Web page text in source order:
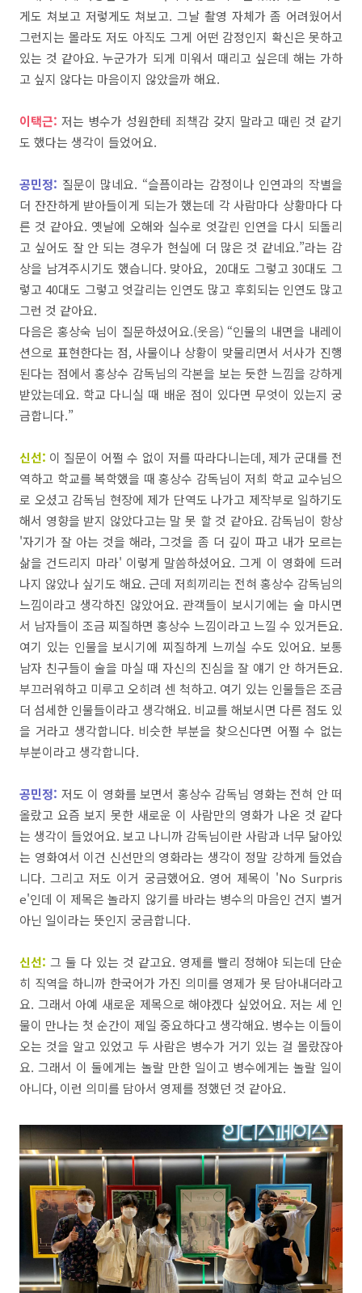
게도 쳐보고 저렇게도 쳐보고. 그날 촬영 자체가 좀 어려웠어서
그런지는 몰라도 저도 아직도 그게 어떤 감정인지 확신은 못하고
있는 것 같아요.누군가가 되게 미워서 때리고 싶은데 해는 가하
고 싶지 않다는 마음이지 않았을까해요.
이택근: 저는 병수가 성원한테 죄책감 갖지 말라고 때린 것 같기
도 했다는 생각이 들었어요.
공민정: 질문이 많네요. “슬픔이라는 감정이나 인연과의 작별을
더 잔잔하게 받아들이게 되는가 했는데 각 사람마다 상황마다 다
른 것 같아요. 옛날에 오해와 실수로 엇갈린 인연을 다시 되돌리
고 싶어도 잘 안 되는 경우가 현실에 더 많은 것 같네요.”라는 감
상을 남겨주시기도 했습니다. 맞아요, 20대도 그렇고30대도 그
렇고40대도 그렇고 엇갈리는 인연도 많고 후회되는 인연도 많고
그런 것 같아요.
다음은 홍상숙 님이 질문하셨어요.(웃음) “인물의 내면을 내레이
션으로 표현한다는 점, 사물이나 상황이 맞물리면서 서사가 진행
된다는 점에서 홍상수 감독님의 각본을 보는 듯한 느낌을 강하게
받았는데요. 학교 다니실 때 배운 점이 있다면 무엇이 있는지 궁
금합니다.”
신선: 이 질문이 어쩔 수 없이 저를 따라다니는데, 제가군대를 전
역하고 학교를 복학했을 때 홍상수 감독님이 저희 학교 교수님으
로 오셨고 감독님 현장에 제가 단역도 나가고 제작부로 일하기도
해서 영향을 받지 않았다고는 말 못 할 것 같아요. 감독님이 항상
'자기가 잘 아는 것을 해라,그것을 좀 더 깊이 파고 내가 모르는
삶을 건드리지 마라' 이렇게 말씀하셨어요.그게 이 영화에 드러
나지 않았나 싶기도 해요. 근데 저희끼리는 전혀 홍상수 감독님의
느낌이라고 생각하진 않았어요. 관객들이 보시기에는 술 마시면
서 남자들이 조금 찌질하면 홍상수 느낌이라고 느낄 수 있거든요.
여기 있는 인물을 보시기에 찌질하게 느끼실 수도 있어요. 보통
남자 친구들이 술을 마실 때 자신의 진심을 잘 얘기 안 하거든요.
부끄러워하고 미루고오히려 센 척하고. 여기 있는 인물들은 조금
더 섬세한 인물들이라고생각해요. 비교를 해보시면 다른 점도 있
을 거라고 생각합니다. 비슷한 부분을 찾으신다면 어쩔 수 없는
부분이라고생각합니다.
공민정: 저도 이 영화를 보면서 홍상수 감독님 영화는 전혀 안 떠
올랐고 요즘 보지 못한 새로운 이 사람만의 영화가 나온 것 같다
는 생각이 들었어요. 보고 나니까 감독님이란 사람과 너무 닮아있
는 영화여서 이건 신선만의 영화라는 생각이 정말 강하게 들었습
니다.그리고 저도 이거 궁금했어요. 영어 제목이 'No Surpris
e'인데 이 제목은 놀라지 않기를 바라는 병수의 마음인 건지 별거
아닌 일이라는 뜻인지 궁금합니다.
신선: 그 둘 다 있는 것 같고요. 영제를 빨리 정해야 되는데 단순
히 직역을 하니까 한국어가 가진 의미를 영제가 못 담아내더라고
요. 그래서 아예 새로운 제목으로 해야겠다 싶었어요. 저는 세 인
물이 만나는 첫 순간이 제일 중요하다고생각해요. 병수는 이들이
오는 것을 알고 있었고 두 사람은 병수가 거기 있는 걸 몰랐잖아
요.그래서 이 둘에게는 놀랄 만한 일이고 병수에게는 놀랄 일이
아니다, 이런 의미를 담아서 영제를 정했던 것 같아요.